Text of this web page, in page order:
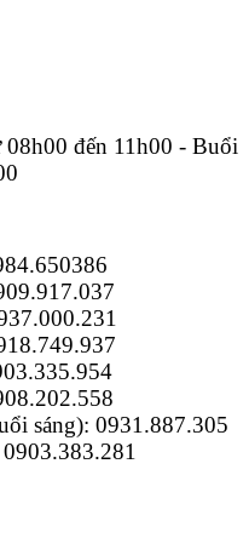
đến 11h00 - Buổi
sáng): 0931.887.305
0903.383.281